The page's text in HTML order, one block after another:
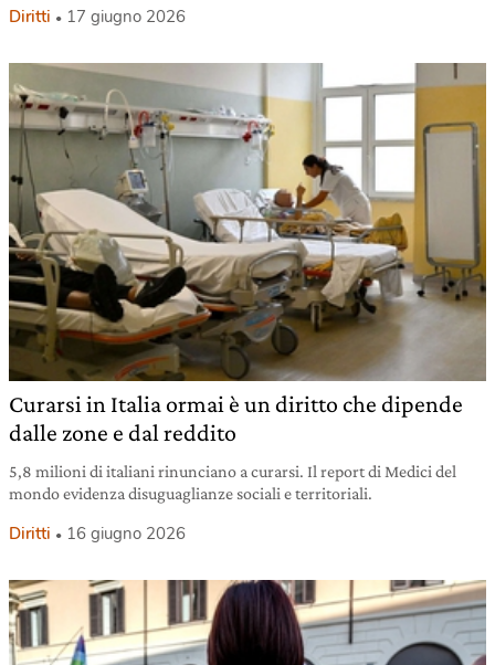
Diritti 17 giugno 2026
Curarsi in Italia ormai è un diritto che dipende
dalle zone e dal reddito
5,8 milioni di italiani rinunciano a curarsi. Il report di Medici del
mondo evidenza disuguaglianze sociali e territoriali.
Diritti 16 giugno 2026